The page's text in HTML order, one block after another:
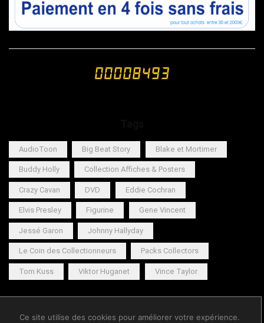
AudioToon Big Beat Story Blake et Mortimer
Buddy Holly Collection Affiches & Posters
Crazy Cavan DVD Eddie Cochran
Elvis Presley Figurine Gene Vincent
Jessé Garon Johnny Hallyday
Le Coin des Collectionneurs Packs Collectors
Tom Kuss Viktor Huganet Vince Taylor
Ce site utilise des cookies pour améliorer votre expérience.